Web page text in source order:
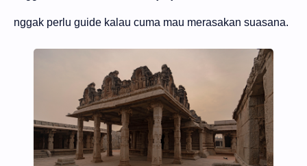
nggak perlu guide kalau cuma mau merasakan suasana.